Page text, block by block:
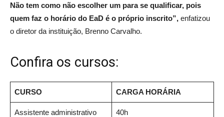
Não tem como não escolher um para se qualificar, pois
quem faz o horário do EaD é o próprio inscrito”, enfatizou
o diretor da instituição, Brenno Carvalho.
Confira os cursos:
CURSO CARGA HORÁRIA
Assistente administrativo 40h